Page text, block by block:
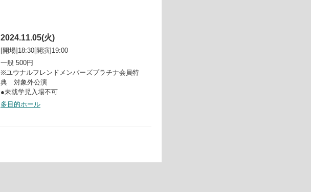
2024.11.05(火)
[開場]18:30[開演]19:00
一般 500円
※ユウナルフレンドメンバーズプラチナ会員特
典 対象外公演
●未就学児入場不可
多目的ホール